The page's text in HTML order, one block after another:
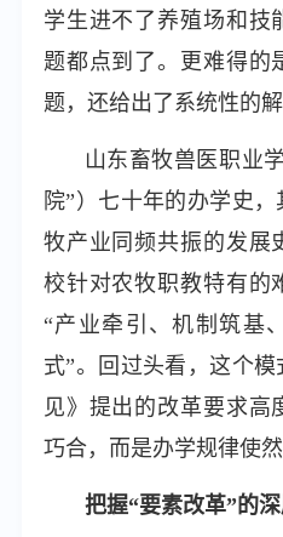
学生进不了养殖场和技
题都点到了。更难得的
题，还给出了系统性的解
山东畜牧兽医职业
院”）七十年的办学史
牧产业同频共振的发展
校针对农牧职教特有的
“产业牵引、机制筑基
式”。回过头看，这个
见》提出的改革要求高
巧合，而是办学规律使然
把握“要素改革”的